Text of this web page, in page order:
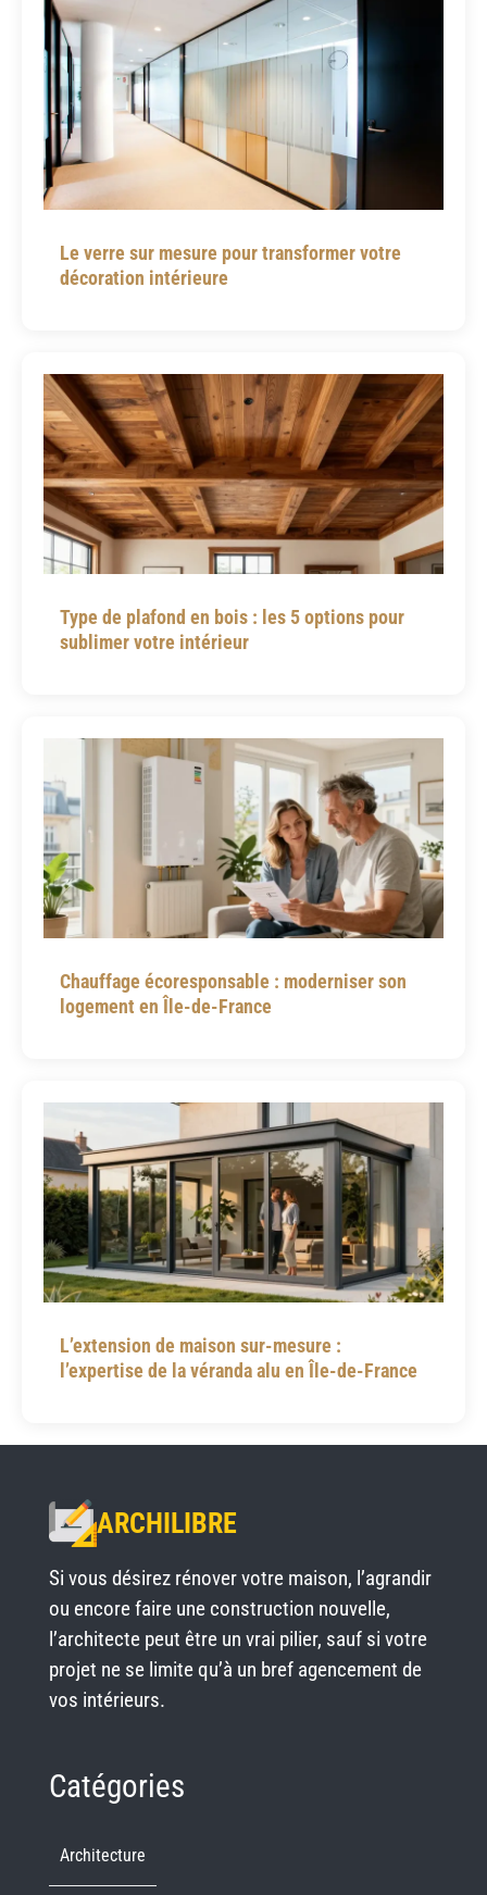
Le verre sur mesure pour transformer votre
décoration intérieure
Type de plafond en bois : les 5 options pour
sublimer votre intérieur
Chauffage écoresponsable : moderniser son
logement en Île-de-France
L’extension de maison sur-mesure :
l’expertise de la véranda alu en Île-de-France
ARCHILIBRE
Si vous désirez rénover votre maison, l’agrandir
ou encore faire une construction nouvelle,
l’architecte peut être un vrai pilier, sauf si votre
projet ne se limite qu’à un bref agencement de
vos intérieurs.
Catégories
Architecture